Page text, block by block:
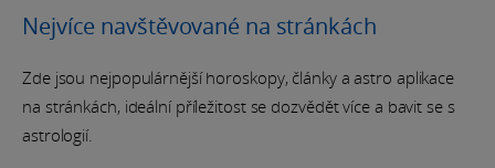
Nejvíce navštěvované na stránkách
Zde jsou nejpopulárnější horoskopy, články a astro aplikace
na stránkách, ideální příležitost se dozvědět více a bavit se s
astrologií.